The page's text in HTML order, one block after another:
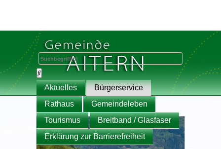
Aktuelles
Bürgerservice
Rathaus
Gemeindeleben
Tourismus
Breitband / Glasfaser
Erklärung zur Barrierefreiheit